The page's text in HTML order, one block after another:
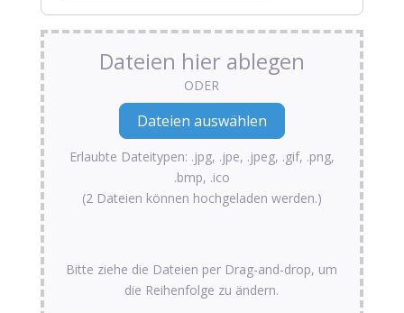
Dateien hier ablegen
ODER
Erlaubte Dateitypen: .jpg, .jpe, .jpeg, .gif, .png,
.bmp, .ico
(2 Dateien können hochgeladen werden.)
Bitte ziehe die Dateien per Drag-and-drop, um
die Reihenfolge zu ändern.